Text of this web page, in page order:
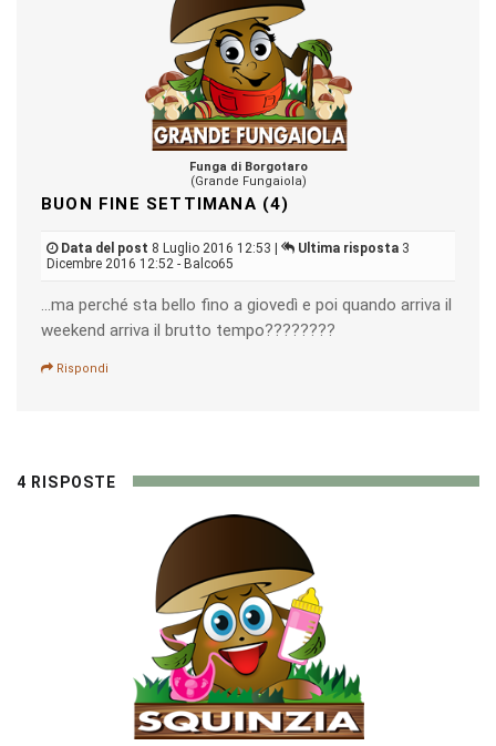
Funga di Borgotaro
(Grande Fungaiola)
BUON FINE SETTIMANA (4)
Data del post 8 Luglio 2016 12:53 | Ultima risposta 3
Dicembre 2016 12:52 - Balco65
...ma perché sta bello fino a giovedì e poi quando arriva il
weekend arriva il brutto tempo????????
Rispondi
4 RISPOSTE